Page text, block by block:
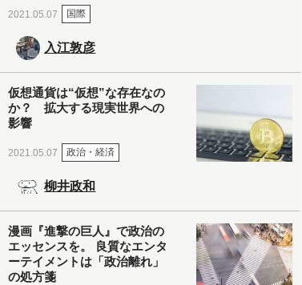
2021.05.07 国際
入江敦彦
仮想通貨は“仮想”な存在なの
か？ 拡大する現実世界への
影響
2021.05.07 政治・経済
柳井政和
漫画『進撃の巨人』で政治の
エッセンスを。 良質なエンタ
ーテイメントは「政治離れ」
の処方箋